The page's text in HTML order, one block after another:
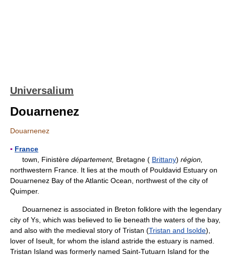
Universalium
Douarnenez
Douarnenez
▪ France
town, Finistère département, Bretagne ( Brittany) région,
northwestern France. It lies at the mouth of Pouldavid Estuary on
Douarnenez Bay of the Atlantic Ocean, northwest of the city of
Quimper.
Douarnenez is associated in Breton folklore with the legendary
city of Ys, which was believed to lie beneath the waters of the bay,
and also with the medieval story of Tristan (Tristan and Isolde),
lover of Iseult, for whom the island astride the estuary is named.
Tristan Island was formerly named Saint-Tutuarn Island for the